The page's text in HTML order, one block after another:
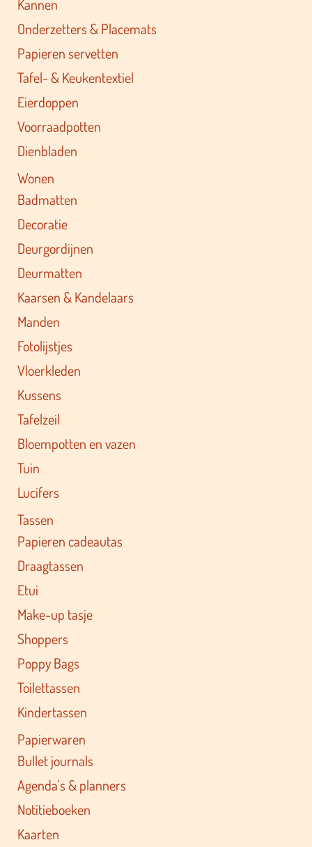
Kannen
Onderzetters & Placemats
Papieren servetten
Tafel- & Keukentextiel
Eierdoppen
Voorraadpotten
Dienbladen
Wonen
Badmatten
Decoratie
Deurgordijnen
Deurmatten
Kaarsen & Kandelaars
Manden
Fotolijstjes
Vloerkleden
Kussens
Tafelzeil
Bloempotten en vazen
Tuin
Lucifers
Tassen
Papieren cadeautas
Draagtassen
Etui
Make-up tasje
Shoppers
Poppy Bags
Toilettassen
Kindertassen
Papierwaren
Bullet journals
Agenda's & planners
Notitieboeken
Kaarten